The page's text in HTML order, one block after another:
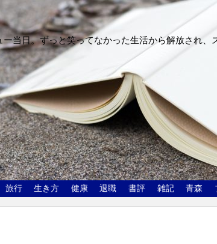
当日。ずっと笑ってなかった生活から解放され
旅行 生き方 健康 退職 書評 雑記 青森